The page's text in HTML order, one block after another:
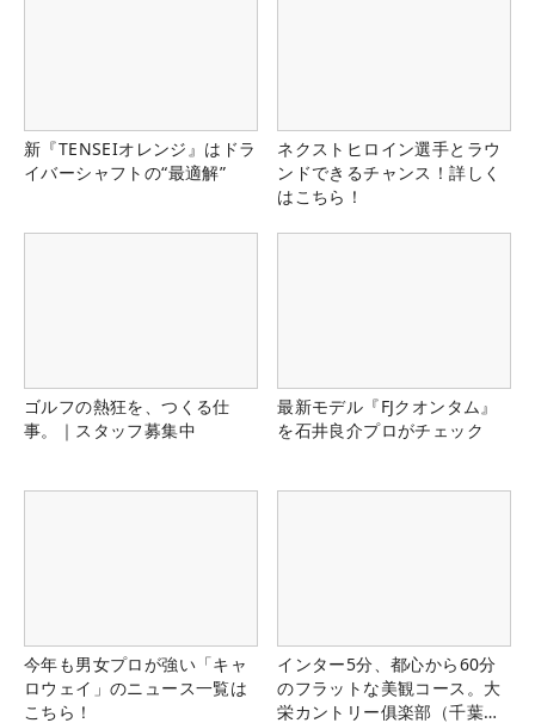
新『TENSEIオレンジ』はドラ
イバーシャフトの“最適解”
ネクストヒロイン選手とラウ
ンドできるチャンス！詳しく
はこちら！
ゴルフの熱狂を、つくる仕
事。｜スタッフ募集中
最新モデル『FJクオンタム』
を石井良介プロがチェック
今年も男女プロが強い「キャ
ロウェイ」のニュース一覧は
こちら！
インター5分、都心から60分
のフラットな美観コース。大
栄カントリー俱楽部（千葉